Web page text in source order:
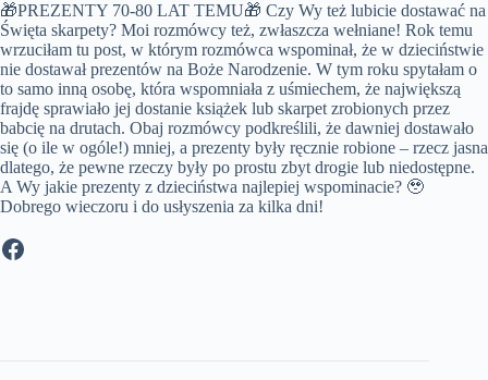
🎁PREZENTY 70-80 LAT TEMU🎁 Czy Wy też lubicie dostawać na
Święta skarpety? Moi rozmówcy też, zwłaszcza wełniane! Rok temu
wrzuciłam tu post, w którym rozmówca wspominał, że w dzieciństwie
nie dostawał prezentów na Boże Narodzenie. W tym roku spytałam o
to samo inną osobę, która wspomniała z uśmiechem, że największą
frajdę sprawiało jej dostanie książek lub skarpet zrobionych przez
babcię na drutach. Obaj rozmówcy podkreślili, że dawniej dostawało
się (o ile w ogóle!) mniej, a prezenty były ręcznie robione – rzecz jasna
dlatego, że pewne rzeczy były po prostu zbyt drogie lub niedostępne.
A Wy jakie prezenty z dzieciństwa najlepiej wspominacie? 🥹
Dobrego wieczoru i do usłyszenia za kilka dni!
Facebook